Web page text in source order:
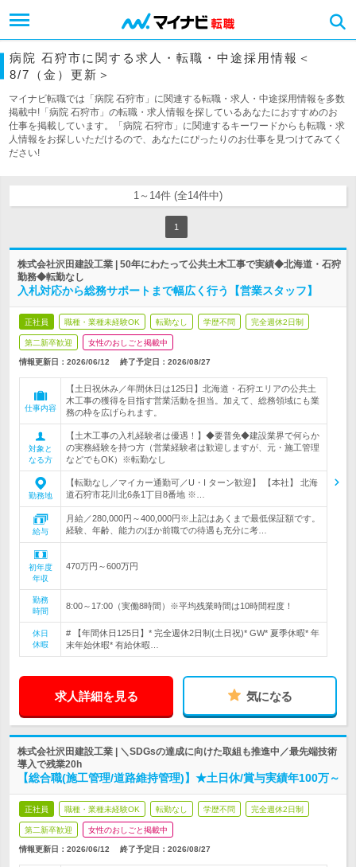
病院 石狩市に関する求人・転職・中途採用情報＜
8/7（金）更新＞
マイナビ転職では「病院 石狩市」に関連する転職・求人・中途採用情報を多数
掲載中!「病院 石狩市」の転職・求人情報を探しているあなたにおすすめのお
仕事を掲載しています。「病院 石狩市」に関連するキーワードからも転職・求
人情報をお探しいただけるので、あなたにぴったりのお仕事を見つけてみてく
ださい!
1～14件 (全14件中)
1
株式会社沢田建設工業 | 50年にわたって公共土木工事で実績◆北海道・石狩
勤務◆転勤なし
入札対応から総務サポートまで幅広く行う【営業スタッフ】
正社員 職種・業種未経験OK 転勤なし 学歴不問 完全週休2日制
第二新卒歓迎 女性のおしごと掲載中
情報更新日：2026/06/12 終了予定日： 2026/08/27
仕事内容
【土日祝休み／年間休日は125日】北海道・石狩エリアの公共土
木工事の獲得を目指す営業活動を担当。加えて、総務領域にも業
務の枠を広げられます。
対象と
なる方
【土木工事の入札経験者は優遇！】◆要普免◆建設業界で何らか
の実務経験を持つ方（営業経験者は歓迎しますが、元・施工管理
などでもOK）※転勤なし
勤務地
【転勤なし／マイカー通勤可／U・I ターン歓迎】 【本社】 北海
道石狩市花川北6条1丁目8番地 ※…
給与
月給／280,000円～400,000円※上記はあくまで最低保証額です。
経験、年齢、能力のほか前職での待遇も充分に考…
初年度
年収
470万円～600万円
勤務
時間
8:00～17:00（実働8時間）※平均残業時間は10時間程度！
休日
休暇
# 【年間休日125日】* 完全週休2日制(土日祝)* GW* 夏季休暇* 年
末年始休暇* 有給休暇…
求人詳細を見る 気になる
株式会社沢田建設工業 | ＼SDGsの達成に向けた取組も推進中／最先端技術
導入で残業20h
【総合職(施工管理/道路維持管理)】★土日休/賞与実績年100万～
正社員 職種・業種未経験OK 転勤なし 学歴不問 完全週休2日制
第二新卒歓迎 女性のおしごと掲載中
情報更新日：2026/06/12 終了予定日： 2026/08/27